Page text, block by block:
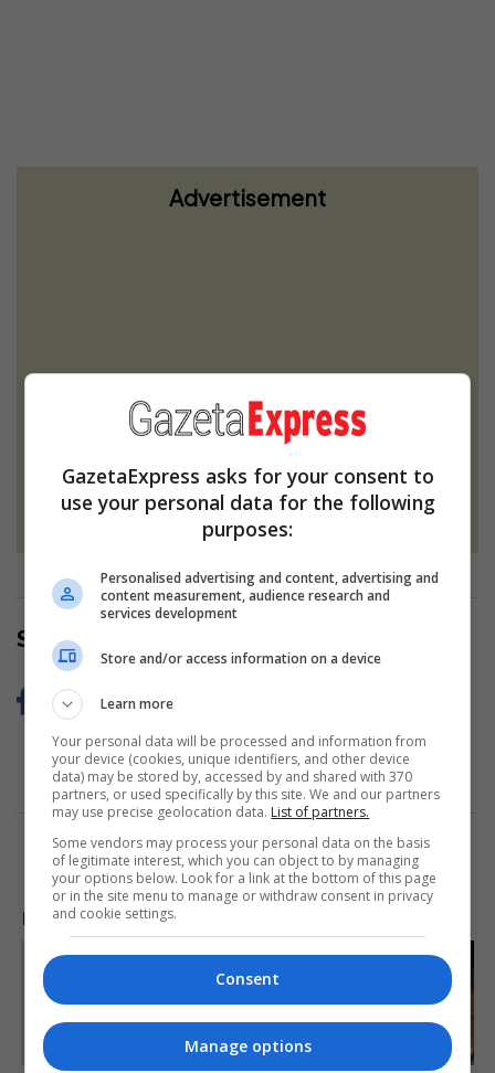
Zvicër: Burri dyshohet se drogoi dhe
Read more
Share Now
LAJME NGA INTERNETI
GazetaExpress asks for your consent to
use your personal data for the following
purposes:
Personalised advertising and content, advertising and
content measurement, audience research and
services development
Store and/or access information on a device
Learn more
Your personal data will be processed and information from
your device (cookies, unique identifiers, and other device
data) may be stored by, accessed by and shared with 370
partners, or used specifically by this site. We and our partners
may use precise geolocation data. List of partners.
Some vendors may process your personal data on the basis
of legitimate interest, which you can object to by managing
your options below. Look for a link at the bottom of this page
or in the site menu to manage or withdraw consent in privacy
and cookie settings.
Consent
Manage options